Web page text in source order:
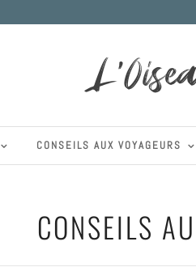
CONSEILS AUX VOYAGEURS
CONSEILS